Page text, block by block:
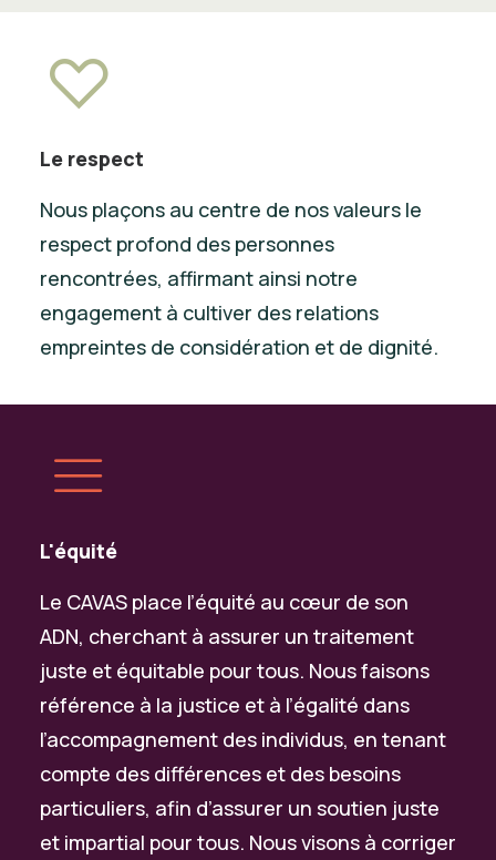
Le respect
Nous plaçons au centre de nos valeurs le
respect profond des personnes
rencontrées, affirmant ainsi notre
engagement à cultiver des relations
empreintes de considération et de dignité.
L'équité
Le CAVAS place l’équité au cœur de son
ADN, cherchant à assurer un traitement
juste et équitable pour tous. Nous faisons
référence à la justice et à l’égalité dans
l’accompagnement des individus, en tenant
compte des différences et des besoins
particuliers, afin d’assurer un soutien juste
et impartial pour tous. Nous visons à corriger